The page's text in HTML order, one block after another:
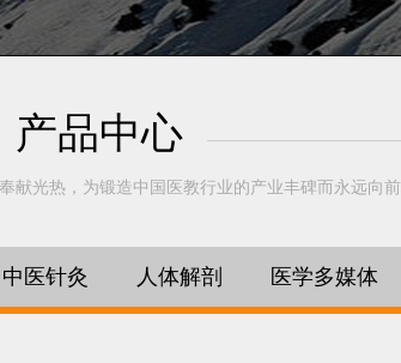
产品中心
献光热，为锻造中国医教行业的产业丰碑而永远向前
中医针灸 人体解剖 医学多媒体